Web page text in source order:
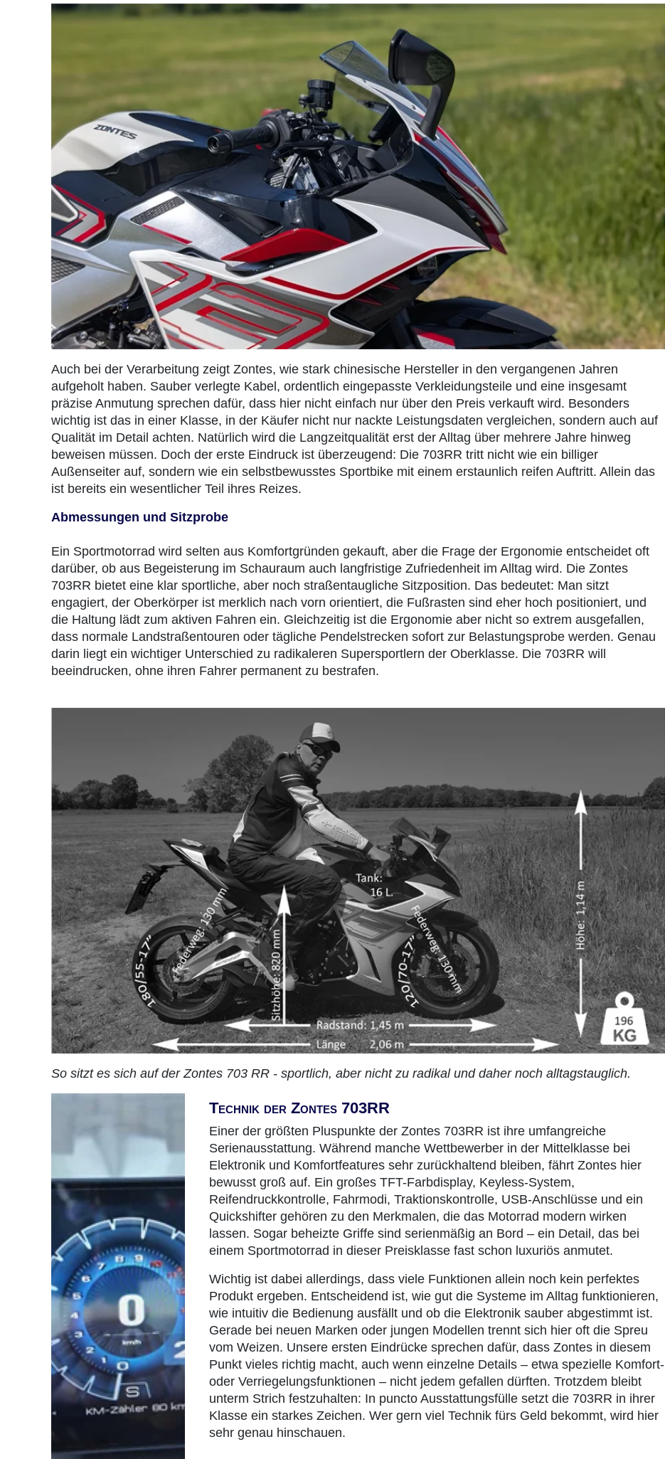
Auch bei der Verarbeitung zeigt Zontes, wie stark chinesische Hersteller in den vergangenen Jahren
aufgeholt haben. Sauber verlegte Kabel, ordentlich eingepasste Verkleidungsteile und eine insgesamt
präzise Anmutung sprechen dafür, dass hier nicht einfach nur über den Preis verkauft wird. Besonders
wichtig ist das in einer Klasse, in der Käufer nicht nur nackte Leistungsdaten vergleichen, sondern auch auf
Qualität im Detail achten. Natürlich wird die Langzeitqualität erst der Alltag über mehrere Jahre hinweg
beweisen müssen. Doch der erste Eindruck ist überzeugend: Die 703RR tritt nicht wie ein billiger
Außenseiter auf, sondern wie ein selbstbewusstes Sportbike mit einem erstaunlich reifen Auftritt. Allein das
ist bereits ein wesentlicher Teil ihres Reizes.
Abmessungen und Sitzprobe
Ein Sportmotorrad wird selten aus Komfortgründen gekauft, aber die Frage der Ergonomie entscheidet oft
darüber, ob aus Begeisterung im Schauraum auch langfristige Zufriedenheit im Alltag wird. Die Zontes
703RR bietet eine klar sportliche, aber noch straßentaugliche Sitzposition. Das bedeutet: Man sitzt
engagiert, der Oberkörper ist merklich nach vorn orientiert, die Fußrasten sind eher hoch positioniert, und
die Haltung lädt zum aktiven Fahren ein. Gleichzeitig ist die Ergonomie aber nicht so extrem ausgefallen,
dass normale Landstraßentouren oder tägliche Pendelstrecken sofort zur Belastungsprobe werden. Genau
darin liegt ein wichtiger Unterschied zu radikaleren Supersportlern der Oberklasse. Die 703RR will
beeindrucken, ohne ihren Fahrer permanent zu bestrafen.
So sitzt es sich auf der Zontes 703 RR - sportlich, aber nicht zu radikal und daher noch alltagstauglich.
Technik der Zontes 703RR
Einer der größten Pluspunkte der Zontes 703RR ist ihre umfangreiche
Serienausstattung. Während manche Wettbewerber in der Mittelklasse bei
Elektronik und Komfortfeatures sehr zurückhaltend bleiben, fährt Zontes hier
bewusst groß auf. Ein großes TFT-Farbdisplay, Keyless-System,
Reifendruckkontrolle, Fahrmodi, Traktionskontrolle, USB-Anschlüsse und ein
Quickshifter gehören zu den Merkmalen, die das Motorrad modern wirken
lassen. Sogar beheizte Griffe sind serienmäßig an Bord – ein Detail, das bei
einem Sportmotorrad in dieser Preisklasse fast schon luxuriös anmutet.
Wichtig ist dabei allerdings, dass viele Funktionen allein noch kein perfektes
Produkt ergeben. Entscheidend ist, wie gut die Systeme im Alltag funktionieren,
wie intuitiv die Bedienung ausfällt und ob die Elektronik sauber abgestimmt ist.
Gerade bei neuen Marken oder jungen Modellen trennt sich hier oft die Spreu
vom Weizen. Unsere ersten Eindrücke sprechen dafür, dass Zontes in diesem
Punkt vieles richtig macht, auch wenn einzelne Details – etwa spezielle Komfort-
oder Verriegelungsfunktionen – nicht jedem gefallen dürften. Trotzdem bleibt
unterm Strich festzuhalten: In puncto Ausstattungsfülle setzt die 703RR in ihrer
Klasse ein starkes Zeichen. Wer gern viel Technik fürs Geld bekommt, wird hier
sehr genau hinschauen.